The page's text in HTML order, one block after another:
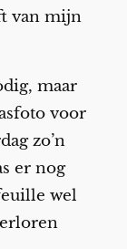
van mijn
maar
voor
zo’n
er nog
wel